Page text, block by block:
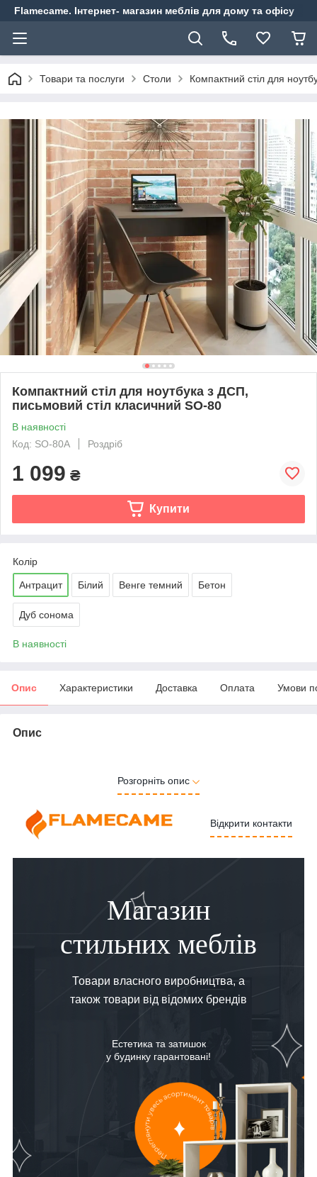
Flamecame. Інтернет- магазин меблів для дому та офісу
Товари та послуги Столи Компактний стіл для
Компактний стіл для ноутбука з ДСП,
письмовий стіл класичний SO-80
В наявності
Код: SO-80A
Роздріб
1 099 ₴
Купити
Колір
Антрацит Білий Венге темний Бетон
Дуб сонома
В наявності
Опис Характеристики Доставка Оплата Умови
Опис
Розгорніть опис
Відкрити контакти
Магазин
стильних меблів
Товари власного виробництва, а
також товари від відомих брендів
Естетика та затишок
у будинку гарантовані!